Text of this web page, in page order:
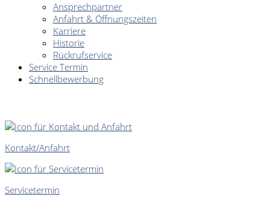
Ansprechpartner
Anfahrt & Öffnungszeiten
Karriere
Historie
Rückrufservice
Service Termin
Schnellbewerbung
Kontakt/Anfahrt
Servicetermin